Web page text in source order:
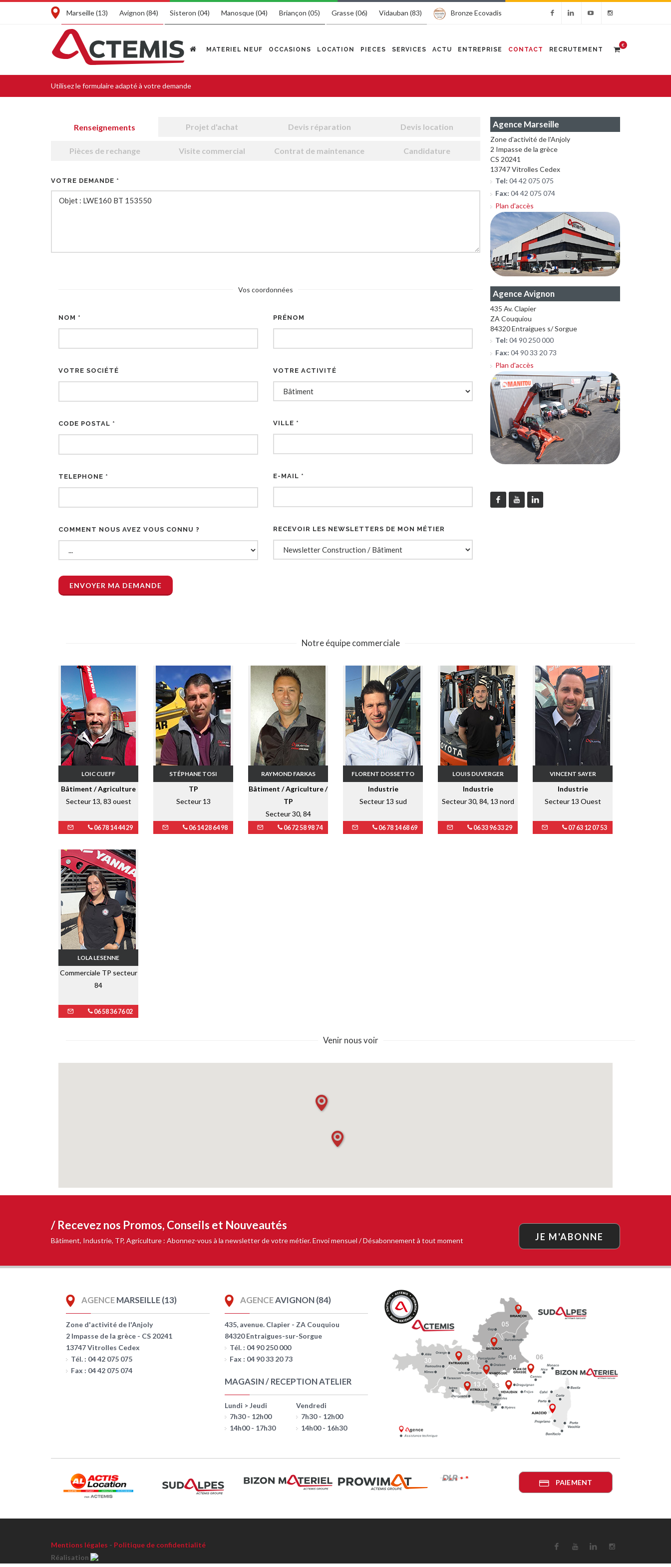
Marseille (13) Avignon (84) Sisteron (04) Manosque (04) Briançon (05) Grasse (06) Vidauban (83) Bronze Ecovadis
MATERIEL NEUF OCCASIONS LOCATION PIECES SERVICES ACTU ENTREPRISE CONTACT RECRUTEMENT
€
Utilisezle formulaireadapté à votre demande
Renseignements Projet d'achat Devis réparation Devis location
Pièces de rechange Visite commercial Contrat de maintenance Candidature
VOTRE DEMANDE *
Vos coordonnées
NOM *
VOTRE SOCIÉTÉ
CODE POSTAL *
TELEPHONE *
COMMENT NOUS AVEZ VOUS CONNU ?
PRÉNOM
VOTRE ACTIVITÉ
VILLE *
E-MAIL *
RECEVOIR LES NEWSLETTERS DE MON MÉTIER
Agence Marseille
Zone d'activité de l'Anjoly
2 Impasse de la grèce
CS 20241
13747 Vitrolles Cedex
Tel: 04 42 075 075
Fax: 04 42 075 074
Plan d'accès
Agence Avignon
435 Av. Clapier
ZA Couquiou
84320 Entraigues s/ Sorgue
Tel: 04 90 250 000
Fax: 04 90 33 20 73
Plan d'accès
Notre équipe commerciale
LOIC CUEFF
Bâtiment / Agriculture
Secteur 13, 83 ouest
06 78 14 44 29
STÉPHANE TOSI
TP
Secteur 13
06 14 28 64 98
RAYMOND FARKAS
Bâtiment / Agriculture /
TP
Secteur 30, 84
06 72 58 98 74
FLORENT DOSSETTO
Industrie
Secteur 13 sud
06 78 14 68 69
LOUIS DUVERGER
Industrie
Secteur 30, 84, 13 nord
06 33 96 33 29
VINCENT SAYER
Industrie
Secteur 13 Ouest
07 63 12 07 53
LOLA LESENNE
Commerciale TP secteur
84
06 58 36 76 02
Venir nous voir
/ Recevez nos Promos, Conseils et Nouveautés
Bâtiment, Industrie, TP, Agriculture : Abonnez-vous à la newsletter de votre métier. Envoi mensuel / Désabonnement à tout moment JE M'ABONNE
AGENCEMARSEILLE (13)
Zone d'activité de l'Anjoly
2 Impasse de la grèce - CS 20241
13747 Vitrolles Cedex
Tél. : 04 42 075 075
Fax : 04 42 075 074
AGENCEAVIGNON (84)
435, avenue. Clapier - ZA Couquiou
84320 Entraigues-sur-Sorgue
Tél. : 04 90 250 000
Fax : 04 90 33 20 73
MAGASIN / RECEPTION ATELIER
Lundi > Jeudi
7h30 - 12h00
14h00 - 17h30
Vendredi
7h30 - 12h00
14h00 - 16h30
PAIEMENT
Mentions légales - Politique de confidentialité
Réalisation